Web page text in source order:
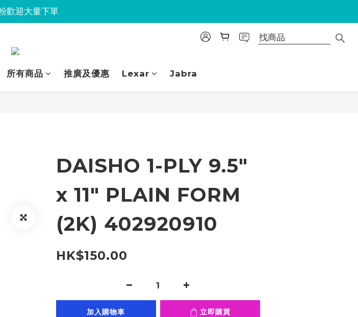
業優惠已抵達Union
歡迎大量下單
所有商品 推廣及優惠 Lexar Jabra
DAISHO 1-PLY 9.5"
x 11" PLAIN FORM
(2K) 402920910
HK$150.00
加入購物車 立即購買